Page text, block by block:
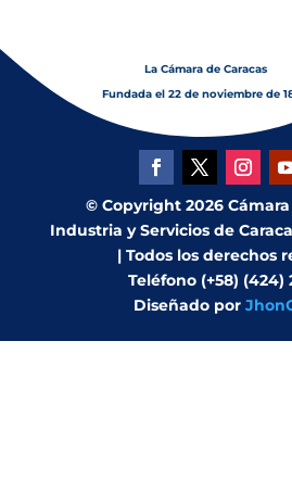
La Cámara de Caracas
Fundada el 22 de noviembre de
© Copyright 2026
Industria y Servicios de
| Todos los derechos
Teléfono (+58) (424)
Diseñado por